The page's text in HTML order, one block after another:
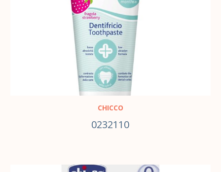
CHICCO
0232110